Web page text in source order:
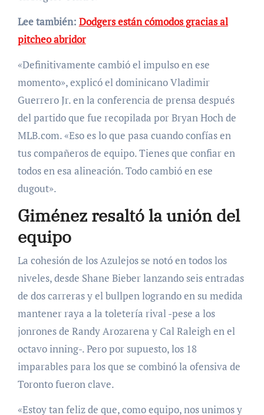
Lee también: Dodgers están cómodos gracias al
pitcheo abridor
«Definitivamente cambió el impulso en ese
momento», explicó el dominicano Vladimir
Guerrero Jr. en la conferencia de prensa después
del partido que fue recopilada por Bryan Hoch de
MLB.com. «Eso es lo que pasa cuando confías en
tus compañeros de equipo. Tienes que confiar en
todos en esa alineación. Todo cambió en ese
dugout».
Giménez resaltó la unión del
equipo
La cohesión de los Azulejos se notó en todos los
niveles, desde Shane Bieber lanzando seis entradas
de dos carreras y el bullpen logrando en su medida
mantener raya a la toletería rival -pese a los
jonrones de Randy Arozarena y Cal Raleigh en el
octavo inning-. Pero por supuesto, los 18
imparables para los que se combinó la ofensiva de
Toronto fueron clave.
«Estoy tan feliz de que, como equipo, nos unimos y